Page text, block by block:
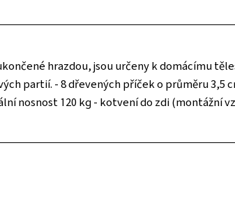
hrazdou, jsou určeny k domácímu
partií. - 8 dřevených příček o průměru 3,5
nosnost 120 kg - kotvení do zdi (montážní